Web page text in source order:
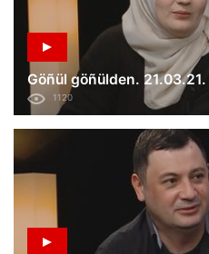
Göñül göñülden.
1120